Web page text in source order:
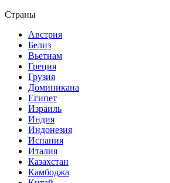
Страны
Австрия
Белиз
Вьетнам
Греция
Грузия
Доминикана
Египет
Израиль
Индия
Индонезия
Испания
Италия
Казахстан
Камбоджа